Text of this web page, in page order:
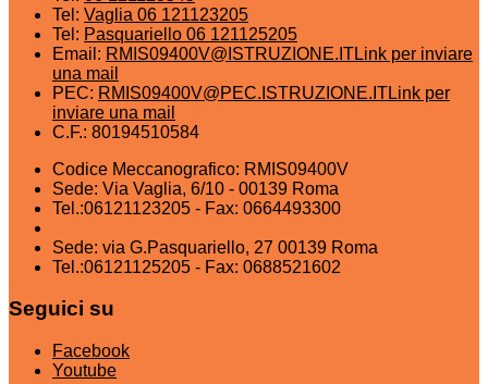
Tel: Vaglia 06 121123205
Tel: Pasquariello 06 121125205
Email: RMIS09400V@ISTRUZIONE.ITLink per inviare
una mail
PEC: RMIS09400V@PEC.ISTRUZIONE.ITLink per
inviare una mail
C.F.: 80194510584
Codice Meccanografico: RMIS09400V
Sede: Via Vaglia, 6/10 - 00139 Roma
Tel.:06121123205 - Fax: 0664493300
Sede: via G.Pasquariello, 27 00139 Roma
Tel.:06121125205 - Fax: 0688521602
Seguici su
Facebook
Youtube